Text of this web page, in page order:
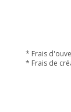
* Frais
* Frais de